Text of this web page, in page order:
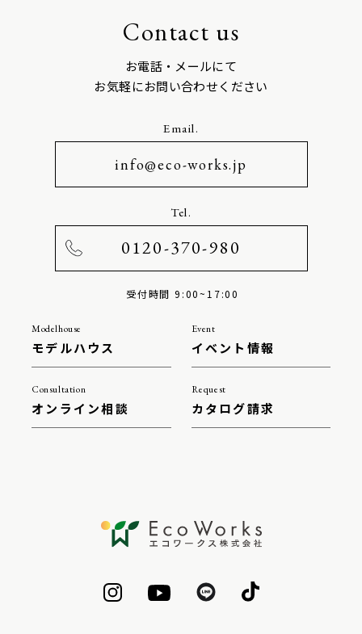
Contact us
お電話・メールにて
お気軽にお問い合わせください
Email.
info@eco-works.jp
Tel.
0120-370-980
受付時間 9:00~17:00
Modelhouse
モデルハウス
Event
イベント情報
Consultation
オンライン相談
Request
カタログ請求